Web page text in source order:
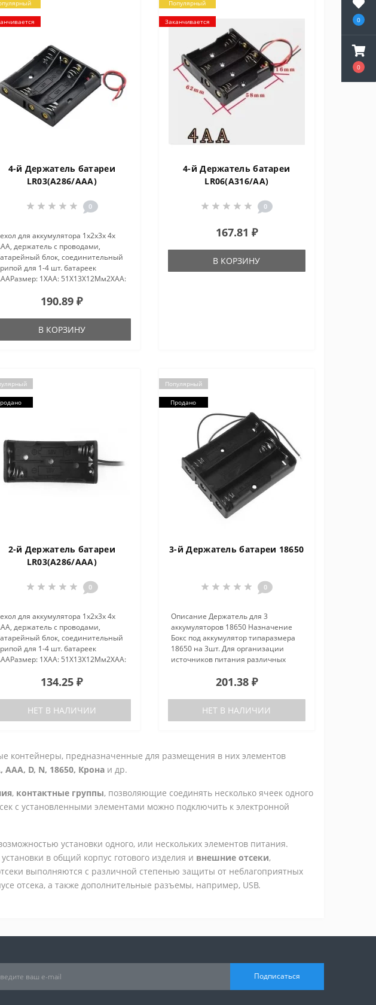
0
0
4-й Держатель батареи
LR03(А286/AAA)
0
для аккумулятора 1x2x3x 4x
держатель с проводами,
блок, соединительный
для 1-4 шт. батареек
1XAA: 51X13X12Мм2XAA:
51X35X12mm4XAA: 51X50X12mm
пружины Цве..
190.89 ₽
В КОРЗИНУ
Популярный
Заканчивается
4-й Держатель батареи
LR06(А316/AA)
0
167.81 ₽
В КОРЗИНУ
2-й Держатель батареи
LR03(А286/AAA)
0
для аккумулятора 1x2x3x 4x
держатель с проводами,
блок, соединительный
для 1-4 шт. батареек
1XAA: 51X13X12Мм2XAA:
51X35X12mm4XAA: 51X50X12mm
пружины Цве..
134.25 ₽
НЕТ В НАЛИЧИИ
Популярный
Продано
3-й Держатель батареи 18650
0
Описание Держатель для 3
аккумуляторов 18650 Назначение
Бокс под аккумулятор типаразмера
18650 на 3шт. Для организации
источников питания различных
подпружиненный минусовой
последовательное.Мате..
201.38 ₽
НЕТ В НАЛИЧИИ
контейнеры, предназначенные для размещения в них элементов
ААА, D, N, 18650, Крона и др.
, контактные группы, позволяющие соединять несколько ячеек одного
с установленными элементами можно подключить к электронной
установки одного, или нескольких элементов питания.
в общий корпус готового изделия и внешние отсеки,
выполняются с различной степенью защиты от неблагоприятных
отсека, а также дополнительные разъемы, например, USB.
Подписаться